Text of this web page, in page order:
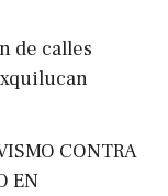
de calles
CONTRA
EN